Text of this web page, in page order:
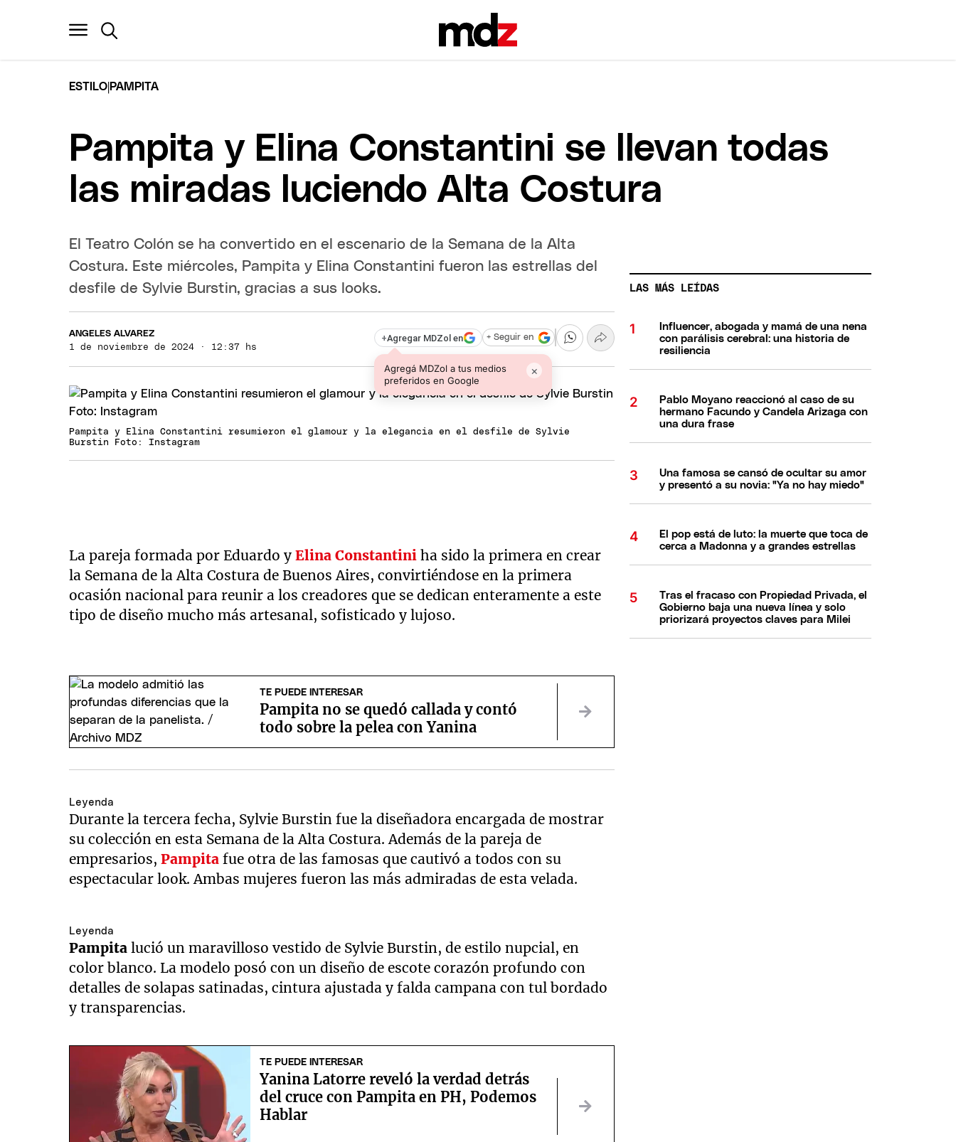
ESTILO PAMPITA
Pampita y Elina Constantini se llevan todas
las miradas luciendo Alta Costura
El Teatro Colón se ha convertido en el escenario de la Semana de la Alta
Costura. Este miércoles, Pampita y Elina Constantini fueron las estrellas del
desfile de Sylvie Burstin, gracias a sus looks.
ANGELES ALVAREZ
1 de noviembre de 2024 · 12:37 hs
+Agregar MDZol en
Agregá MDZol a tus medios
preferidos en Google
×
+ Seguir en
Pampita y Elina Constantini resumieron el glamour y la elegancia en el desfile de Sylvie
Burstin Foto: Instagram
La pareja formada por Eduardo yElina Constantini ha sido la primera en crear
la Semana de la Alta Costura de Buenos Aires, convirtiéndose en la primera
ocasión nacional para reunir a los creadores que se dedican enteramente a este
tipo de diseño mucho más artesanal, sofisticado y lujoso.
TE PUEDE INTERESAR
Pampita no se quedó callada y contó
todo sobre la pelea con Yanina
Leyenda
Durante la tercera fecha, Sylvie Burstin fue la diseñadora encargada de mostrar
su colección en esta Semana de la Alta Costura. Además de la pareja de
empresarios,Pampita fue otra de las famosas que cautivó a todos con su
espectacular look. Ambas mujeres fueron las más admiradas de esta velada.
Leyenda
Pampita lució un maravilloso vestido de Sylvie Burstin, de estilo nupcial, en
color blanco. La modelo posó con un diseño de escote corazón profundo con
detalles de solapas satinadas, cintura ajustada y falda campana con tul bordado
y transparencias.
TE PUEDE INTERESAR
Yanina Latorre reveló la verdad detrás
del cruce con Pampita en PH, Podemos
Hablar
LAS MÁS LEÍDAS
Influencer, abogada y mamá de una nena
con parálisis cerebral: una historia de
resiliencia
Pablo Moyano reaccionó al caso de su
hermano Facundo y Candela Arizaga con
una dura frase
Una famosa se cansó de ocultar su amor
y presentó a su novia: "Ya no hay miedo"
El pop está de luto: la muerte que toca de
cerca a Madonna y a grandes estrellas
Tras el fracaso con Propiedad Privada, el
Gobierno baja una nueva línea y solo
priorizará proyectos claves para Milei